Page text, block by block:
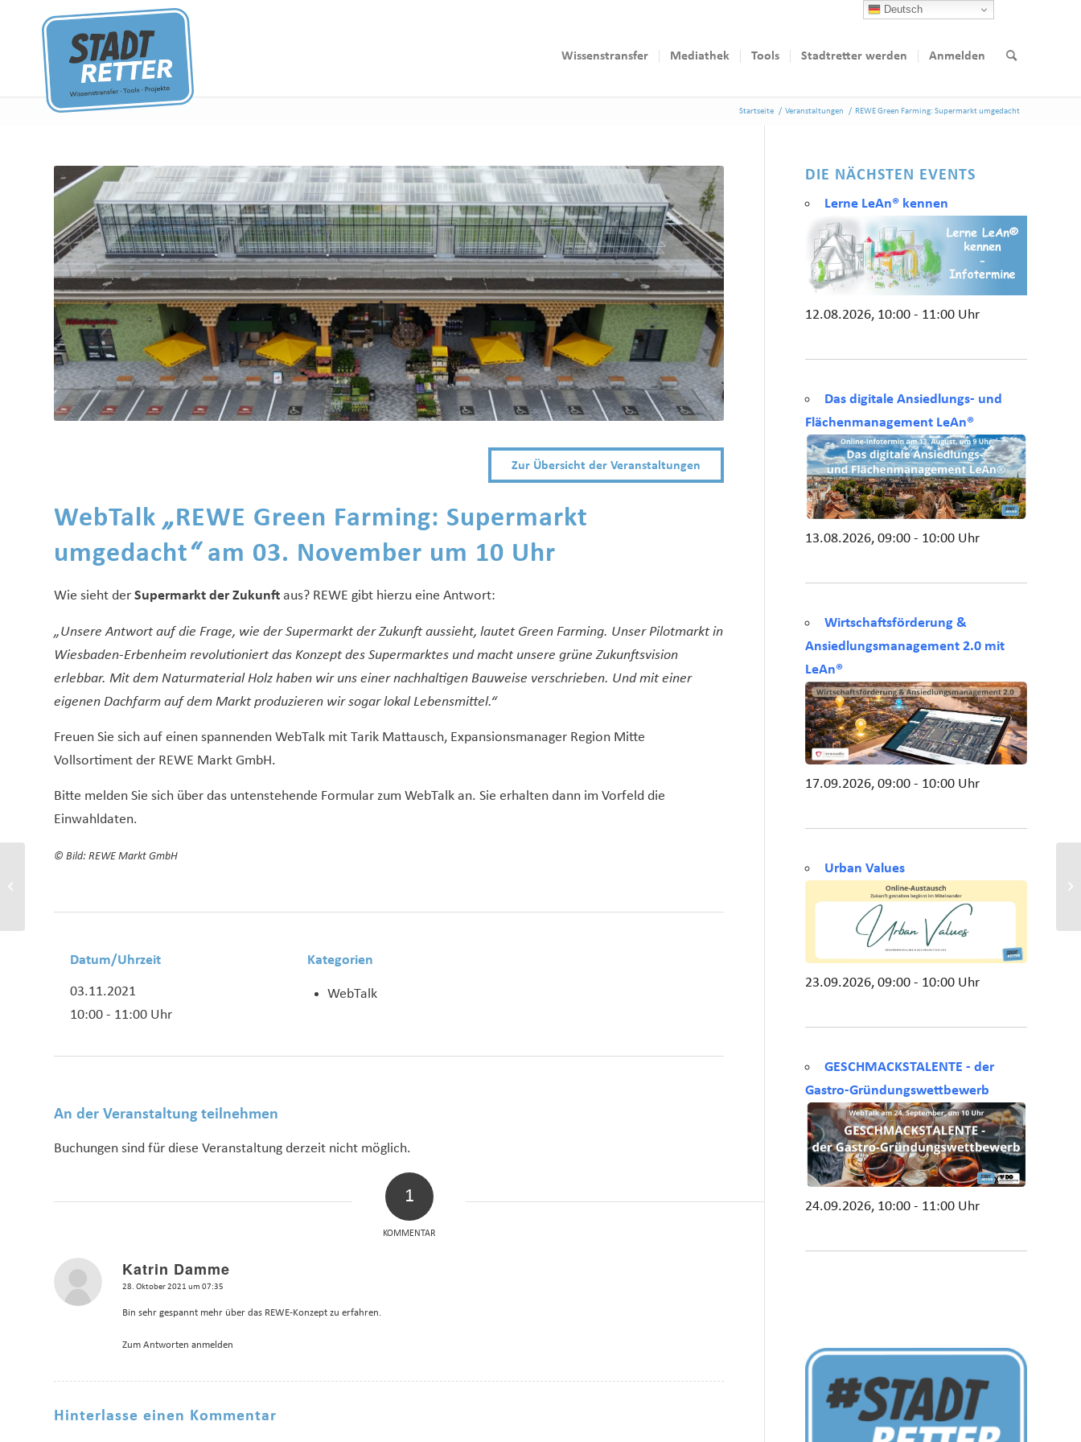
Wissenstransfer Mediathek Tools Stadtretter werden Anmelden
Startseite / Veranstaltungen / REWE Green Farming: Supermarkt umgedacht
Zur Übersicht der Veranstaltungen
WebTalk„REWE Green Farming: Supermarkt
umgedacht“am 03. November um 10 Uhr
Wie sieht der Supermarkt der Zukunft aus? REWE gibt hierzu eine Antwort:
„Unsere Antwort auf die Frage, wie der Supermarkt der Zukunft aussieht, lautet Green Farming. Unser Pilotmarkt in
Wiesbaden-Erbenheim revolutioniert das Konzept des Supermarktes und macht unsere grüne Zukunftsvision
erlebbar. Mit dem Naturmaterial Holz haben wir uns einer nachhaltigen Bauweise verschrieben. Und mit einer
eigenen Dachfarm auf dem Markt produzieren wir sogar lokal Lebensmittel.“
Freuen Sie sich auf einen spannenden WebTalk mit Tarik Mattausch, Expansionsmanager Region Mitte
Vollsortiment der REWE Markt GmbH.
Bitte melden Sie sich über das untenstehende Formular zum WebTalk an. Sie erhalten dann im Vorfeld die
Einwahldaten.
© Bild: REWE Markt GmbH
Datum/Uhrzeit
03.11.2021
10:00 - 11:00 Uhr
Kategorien
WebTalk
An der Veranstaltung teilnehmen
Buchungen sind für diese Veranstaltung derzeit nicht möglich.
1
KOMMENTAR
Katrin Damme
sagte:
28. Oktober 2021 um 07:35
Bin sehr gespannt mehr über das REWE-Konzept zu erfahren.
Zum Antworten anmelden
Hinterlasse einen Kommentar
DIE NÄCHSTEN EVENTS
Lerne LeAn® kennen
12.08.2026, 10:00 - 11:00 Uhr
Das digitale Ansiedlungs- und
Flächenmanagement LeAn®
13.08.2026, 09:00 - 10:00 Uhr
Wirtschaftsförderung &
Ansiedlungsmanagement 2.0 mit
LeAn®
17.09.2026, 09:00 - 10:00 Uhr
Urban Values
23.09.2026, 09:00 - 10:00 Uhr
GESCHMACKSTALENTE - der
Gastro-Gründungswettbewerb
24.09.2026, 10:00 - 11:00 Uhr
Deutsch